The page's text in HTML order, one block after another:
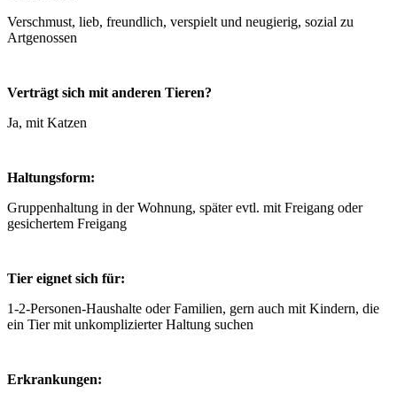
Verschmust, lieb, freundlich, verspielt und neugierig, sozial zu
Artgenossen
Verträgt sich mit anderen Tieren?
Ja, mit Katzen
Haltungsform:
Gruppenhaltung in der Wohnung, später evtl. mit Freigang oder
gesichertem Freigang
Tier eignet sich für:
1-2-Personen-Haushalte oder Familien, gern auch mit Kindern, die
ein Tier mit unkomplizierter Haltung suchen
Erkrankungen: